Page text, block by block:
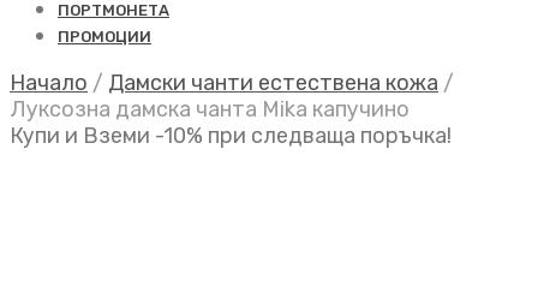
ПОРТМОНЕТА
ПРОМОЦИИ
Начало / Дамски чанти естествена кожа /
Луксозна дамска чанта Mika капучино
Купи и Вземи -10% при следваща поръчка!